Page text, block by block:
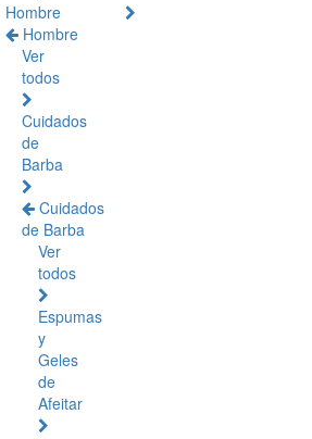
Hombre
Hombre
Ver
todos
Cuidados
de
Barba
Cuidados
de Barba
Ver
todos
Espumas
y
Geles
de
Afeitar